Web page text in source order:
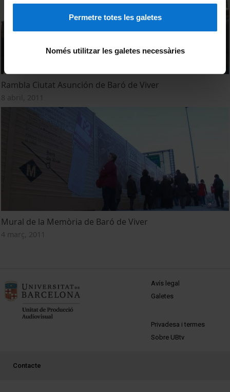
Permetre totes les galetes
Només utilitzar les galetes necessàries
Rambla Ciutat Asunción de Baró de Viver
8 abril, 2011
Mural de la Memòria de Baró de Viver
4 març, 2011
MENÚ PEU 1
Avís legal
Galetes
PEU 2
Privadesa i termes
Sobre UBtv
PEU 3
Contacte